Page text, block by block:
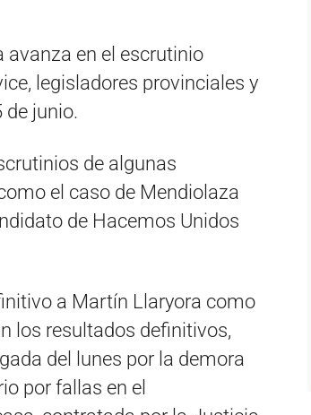
avanza en el escrutinio
legisladores provinciales y
junio.
de algunas
el caso de Mendiolaza
de Hacemos Unidos
a Martín Llaryora como
los resultados definitivos,
del lunes por la demora
por fallas en el